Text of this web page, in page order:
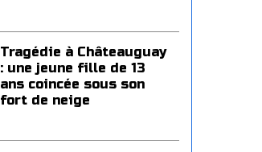
Tragédie à Châteauguay
: une jeune fille de 13
ans coincée sous son
fort de neige